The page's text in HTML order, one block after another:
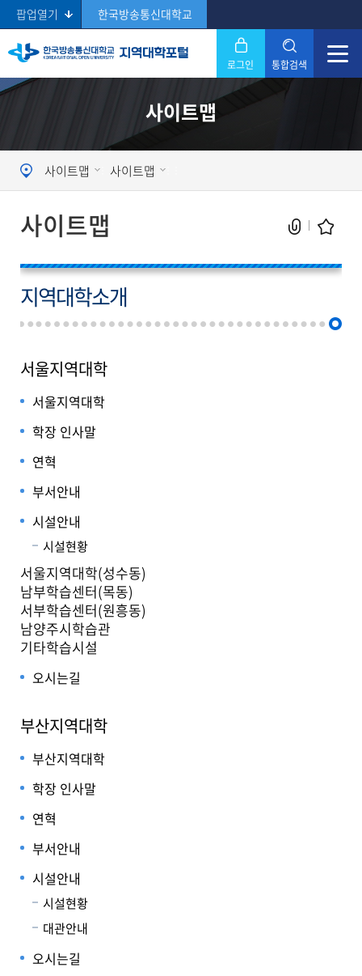
팝업열기 한국방송통신대학교
로그인 통합검색
Search 사이트맵
사이트맵 사이트맵
등록하시겠습니까?
사이트맵
지역대학소개
서울지역대학
서울지역대학
학장 인사말
연혁
부서안내
시설안내
시설현황
서울지역대학(성수동)
남부학습센터(목동)
서부학습센터(원흥동)
남양주시학습관
기타학습시설
오시는길
부산지역대학
부산지역대학
학장 인사말
연혁
부서안내
시설안내
시설현황
대관안내
오시는길